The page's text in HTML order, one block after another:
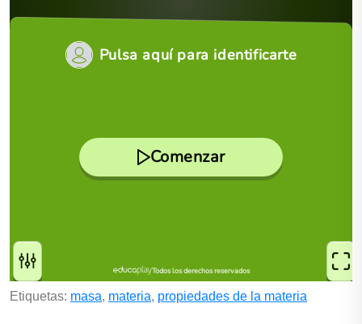
Etiquetas: masa, materia, propiedades de la materia